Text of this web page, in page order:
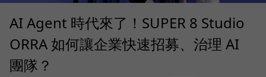
AI Agent 時代來了！SUPER 8 Studio
ORRA 如何讓企業快速招募、治理 AI
團隊？